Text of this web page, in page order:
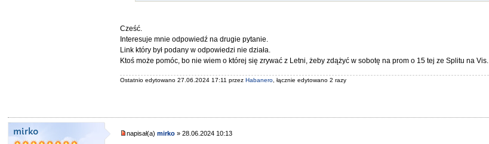
Cześć.
Interesuje mnie odpowiedź na drugie pytanie.
Link który był podany w odpowiedzi nie działa.
Ktoś może pomóc, bo nie wiem o której się zrywać z Letni, żeby zdążyć w sobotę na prom o 15 tej ze Splitu na Vis.
Ostatnio edytowano 27.06.2024 17:11 przezHabanero, łącznie edytowano 2 razy
mirko napisał(a)mirko » 28.06.2024 10:13